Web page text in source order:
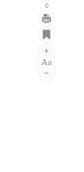
Điện ảnh
Âm nhạc
0